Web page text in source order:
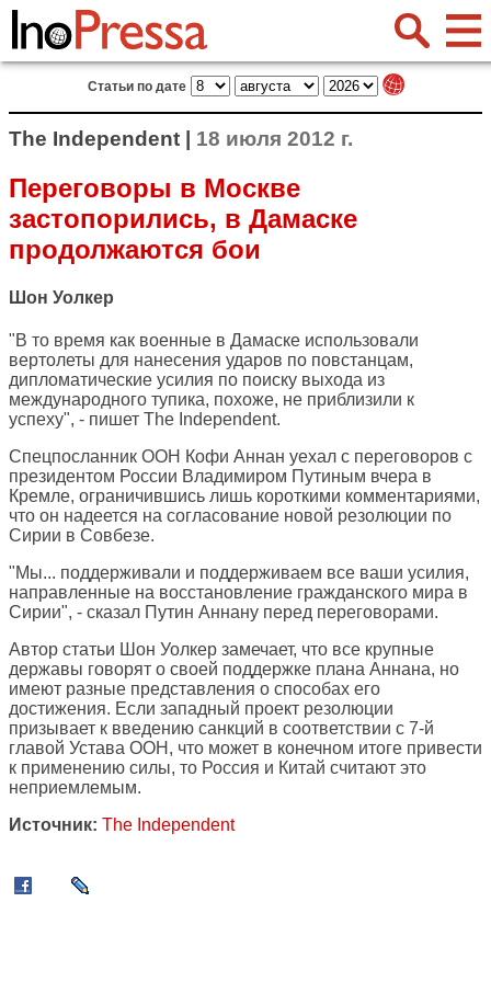
Статьи по дате
The Independent | 18 июля 2012 г.
Переговоры в Москве
застопорились, в Дамаске
продолжаются бои
Шон Уолкер
"В то время как военные в Дамаске использовали
вертолеты для нанесения ударов по повстанцам,
дипломатические усилия по поиску выхода из
международного тупика, похоже, не приблизили к
успеху", - пишет The Independent.
Спецпосланник ООН Кофи Аннан уехал с переговоров с
президентом России Владимиром Путиным вчера в
Кремле, ограничившись лишь короткими комментариями,
что он надеется на согласование новой резолюции по
Сирии в Совбезе.
"Мы... поддерживали и поддерживаем все ваши усилия,
направленные на восстановление гражданского мира в
Сирии", - сказал Путин Аннану перед переговорами.
Автор статьи Шон Уолкер замечает, что все крупные
державы говорят о своей поддержке плана Аннана, но
имеют разные представления о способах его
достижения. Если западный проект резолюции
призывает к введению санкций в соответствии с 7-й
главой Устава ООН, что может в конечном итоге привести
к применению силы, то Россия и Китай считают это
неприемлемым.
Источник: The Independent